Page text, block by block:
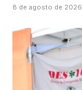
8 de agosto de 2026